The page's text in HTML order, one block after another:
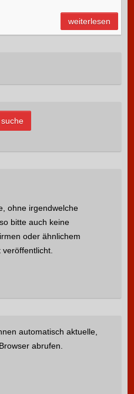
weiterlesen
ohne irgendwelche
bitte auch keine
oder ähnlichem
automatisch aktuelle,
abrufen.